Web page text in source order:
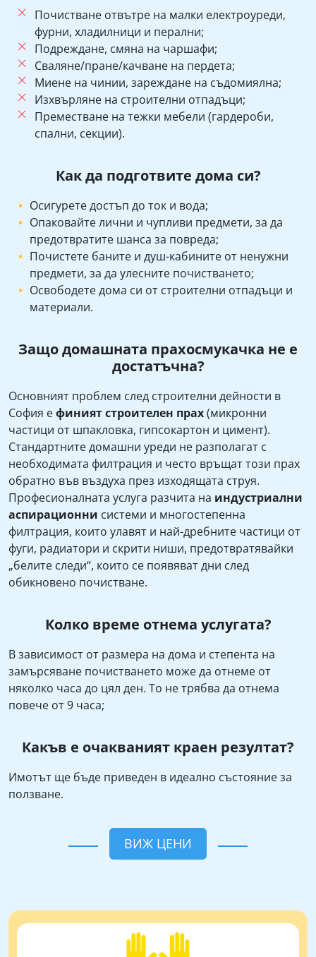
Почистване отвътре на малки електроуреди,
фурни, хладилници и перални;
Подреждане, смяна на чаршафи;
Сваляне/пране/качване на пердета;
Миене на чинии, зареждане на съдомиялна;
Изхвърляне на строителни отпадъци;
Преместване на тежки мебели (гардероби,
спални, секции).
Как да подготвите дома си?
Осигурете достъп до ток и вода;
Опаковайте лични и чупливи предмети, за да
предотвратите шанса за повреда;
Почистете баните и душ-кабините от ненужни
предмети, за да улесните почистването;
Освободете дома си от строителни отпадъци и
материали.
Защо домашната прахосмукачка не е
достатъчна?
Основният проблем след строителни дейности в
София ефиният строителен прах(микронни
частици от шпакловка, гипсокартон и цимент).
Стандартните домашни уреди не разполагат с
необходимата филтрация и често връщат този прах
обратно във въздуха през изходящата струя.
Професионалната услуга разчита на индустриални
аспирационни системи и многостепенна
филтрация, които улавят и най-дребните частици от
фуги, радиатори и скрити ниши, предотвратявайки
„белите следи“, които се появяват дни след
обикновено почистване.
Колко време отнема услугата?
В зависимост от размера на дома и степента на
замърсяване почистването може да отнеме от
няколко часа до цял ден. То не трябва да отнема
повече от 9 часа;
Какъв е очакваният краен резултат?
Имотът ще бъде приведен в идеално състояние за
ползване.
ВИЖ ЦЕНИ